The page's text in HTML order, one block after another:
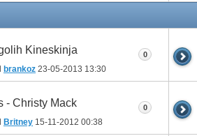
Kineskinja
brankoz 23-05-2013 13:30
0
- Christy Mack
Britney 15-11-2012 00:38
0